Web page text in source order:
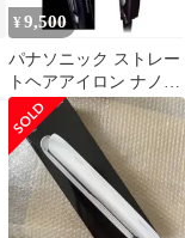
¥ 9,500
パナソニック ストレー
トヘアアイロン ナノケ
ア EH-HS0J-K 黒